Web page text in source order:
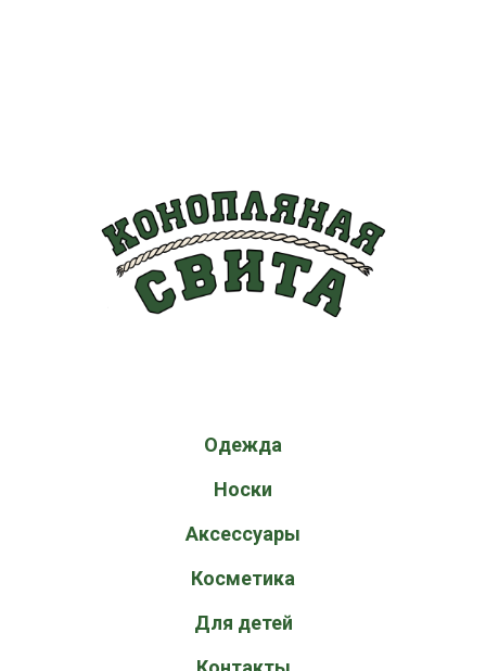
Одежда
Носки
Аксессуары
Косметика
Для детей